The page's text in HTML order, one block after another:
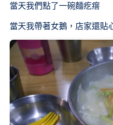
當天我們點了一碗麵疙瘩
當天我帶著女鵝，店家還貼